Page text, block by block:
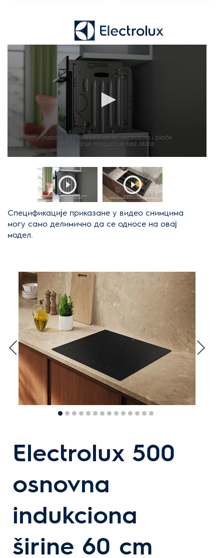
Спецификације приказане у видео снимцима
могу само делимично да се односе на овај
модел.
Electrolux 500
osnovna
indukciona
širine 60 cm